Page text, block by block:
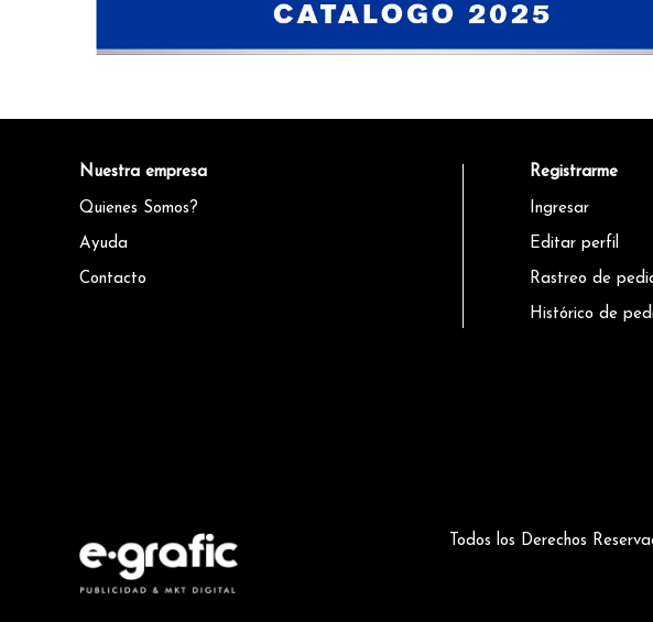
Nuestra empresa
Quienes Somos?
Ayuda
Contacto
Registrarme
Ingresar
Editar perfil
Rastreo de
Histórico de
Todos los Derechos